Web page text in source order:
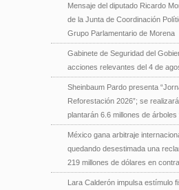
Mensaje del diputado Ricardo
de la Junta de Coordinación
Grupo Parlamentario de Morena
Gabinete de Seguridad del
acciones relevantes del 4 de
Sheinbaum Pardo presenta
Reforestación 2026”; se
plantarán 6.6 millones de árboles
México gana arbitraje
quedando desestimada una
219 millones de dólares en
Lara Calderón impulsa estímulo